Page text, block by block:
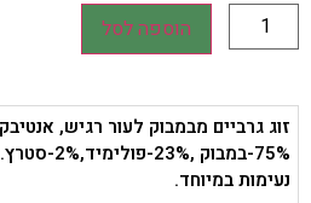
הוספה לסל
זוג גרביים מבמבוק לעור רגיש,
75%-במבוק ,23%-פולימיד,2%-סטרץ.
נעימות במיוחד.